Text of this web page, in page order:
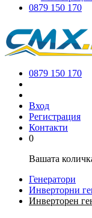
0879 150 170
0879 150 170
Вход
Регистрация
Контакти
0
Вашата
Генератори
Инверторни
Инверторен